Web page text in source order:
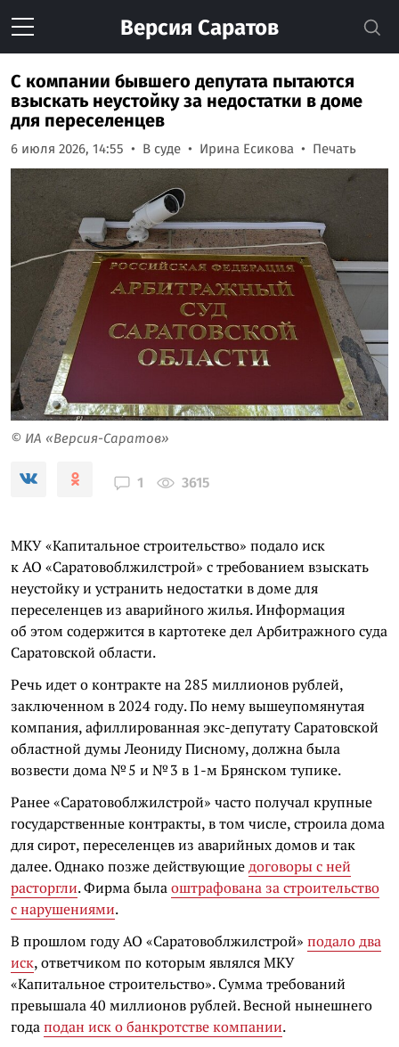
Версия Саратов
С компании бывшего депутата пытаются
взыскать неустойку за недостатки в доме
для переселенцев
6 июля 2026, 14:55 В суде Ирина Есикова Печать
© ИА «Версия-Саратов»
1 3615
МКУ «Капитальное строительство» подало иск
к АО «Саратовоблжилстрой» с требованием взыскать
неустойку и устранить недостатки в доме для
переселенцев из аварийного жилья. Информация
об этом содержится в картотеке дел Арбитражного суда
Саратовской области.
Речь идет о контракте на 285 миллионов рублей,
заключенном в 2024 году. По нему вышеупомянутая
компания, афиллированная экс-депутату Саратовской
областной думы Леониду Писному, должна была
возвести дома № 5 и № 3 в 1-м Брянском тупике.
Ранее «Саратовоблжилстрой» часто получал крупные
государственные контракты, в том числе, строила дома
для сирот, переселенцев из аварийных домов и так
далее. Однако позже действующиедоговоры с ней
расторгли. Фирма былаоштрафована за строительство
с нарушениями.
В прошлом году АО «Саратовоблжилстрой» подало два
иск, ответчиком по которым являлся МКУ
«Капитальное строительство». Сумма требований
превышала 40 миллионов рублей. Весной нынешнего
годаподан иск о банкротстве компании.